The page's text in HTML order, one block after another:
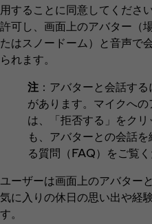
用することに同意してくださ
許可し、画面上のアバター（
たはスノードーム）と音声で
られます。
注 ：アバターと会話す
があります。マイクへ
は、「拒否する」をク
も、アバターとの会話
る質問（FAQ）をご覧く
ユーザーは画面上のアバター
気に入りの休日の思い出や経
す。